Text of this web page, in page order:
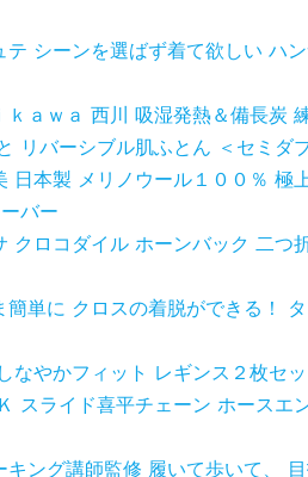
シーンを選ばず着て欲しい ハ
ａｗａ 西川 吸湿発熱＆備長炭
リバーシブル肌ふとん ＜セミダ
本製 メリノウール１００％ 極
バー
ロコダイル ホーンバック 二つ
単に クロスの着脱ができる！
やかフィット レギンス２枚セッ
スライド喜平チェーン ホースエ
ング講師監修 履いて歩いて、 目